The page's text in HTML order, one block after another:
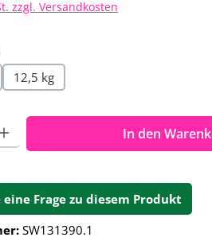
zzgl. Versandkosten
auswählen
12,5 kg
Gib den gewünschten Wert
In den
eine Frage zu diesem Produkt
SW131390.1